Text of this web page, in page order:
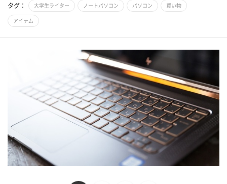
タグ： 大学生ライター ノートパソコン パソコン 買い物
アイテム